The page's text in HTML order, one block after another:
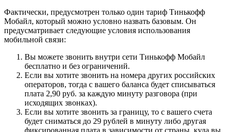
Фактически, предусмотрен только один тариф Тинькофф
Мобайл, который можно условно назвать базовым. Он
предусматривает следующие условия использования
мобильной связи:
Вы можете звонить внутри сети Тинькофф Мобайл
бесплатно и без ограничений.
Если вы хотите звонить на номера других российских
операторов, тогда с вашего баланса будет списываться
плата 2,90 руб. за каждую минуту разговора (при
исходящих звонках).
Если вы хотите звонить за границу, то с вашего счета
будет сниматься до 29 рублей в минуту либо другая
фиксированная плата в зависимости от страны, куда вы